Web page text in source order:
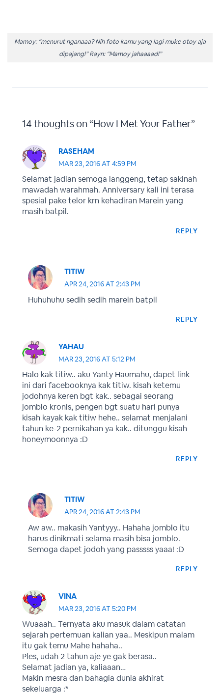
Mamoy: “menurut nganaaa? Nih foto kamu yang lagi muke otoy aja
dipajang!” Rayn: “Mamoy jahaaaad!”
14 thoughts on “How I Met Your Father”
RASEHAM
MAR 23, 2016 AT 4:59 PM
Selamat jadian semoga langgeng, tetap sakinah
mawadah warahmah. Anniversary kali ini terasa
spesial pake telor krn kehadiran Marein yang
masih batpil.
REPLY
TITIW
APR 24, 2016 AT 2:43 PM
Huhuhuhu sedih sedih marein batpil
REPLY
YAHAU
MAR 23, 2016 AT 5:12 PM
Halo kak titiw.. aku Yanty Haumahu, dapet link
ini dari facebooknya kak titiw. kisah ketemu
jodohnya keren bgt kak.. sebagai seorang
jomblo kronis, pengen bgt suatu hari punya
kisah kayak kak titiw hehe.. selamat menjalani
tahun ke-2 pernikahan ya kak.. ditunggu kisah
honeymoonnya :D
REPLY
TITIW
APR 24, 2016 AT 2:43 PM
Aw aw.. makasih Yantyyy.. Hahaha jomblo itu
harus dinikmati selama masih bisa jomblo.
Semoga dapet jodoh yang passsss yaaa! :D
REPLY
VINA
MAR 23, 2016 AT 5:20 PM
Wuaaah.. Ternyata aku masuk dalam catatan
sejarah pertemuan kalian yaa.. Meskipun malam
itu gak temu Mahe hahaha..
Ples, udah 2 tahun aje ye gak berasa..
Selamat jadian ya, kaliaaan…
Makin mesra dan bahagia dunia akhirat
sekeluarga :*